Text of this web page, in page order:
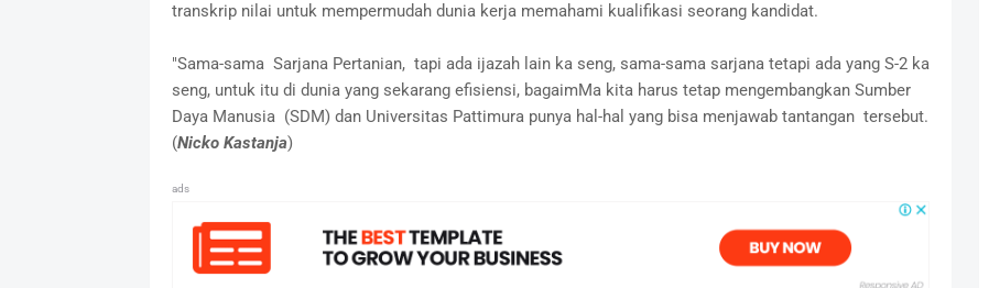
transkrip nilai untuk mempermudah dunia kerja memahami kualifikasi seorang kandidat.
"Sama-sama Sarjana Pertanian, tapi ada ijazah lain ka seng, sama-sama sarjana tetapi ada yang S-2 ka
seng, untuk itu di dunia yang sekarang efisiensi, bagaimMa kita harus tetap mengembangkan Sumber
Daya Manusia (SDM) dan Universitas Pattimura punya hal-hal yang bisa menjawab tantangan tersebut.
(Nicko Kastanja)
ads